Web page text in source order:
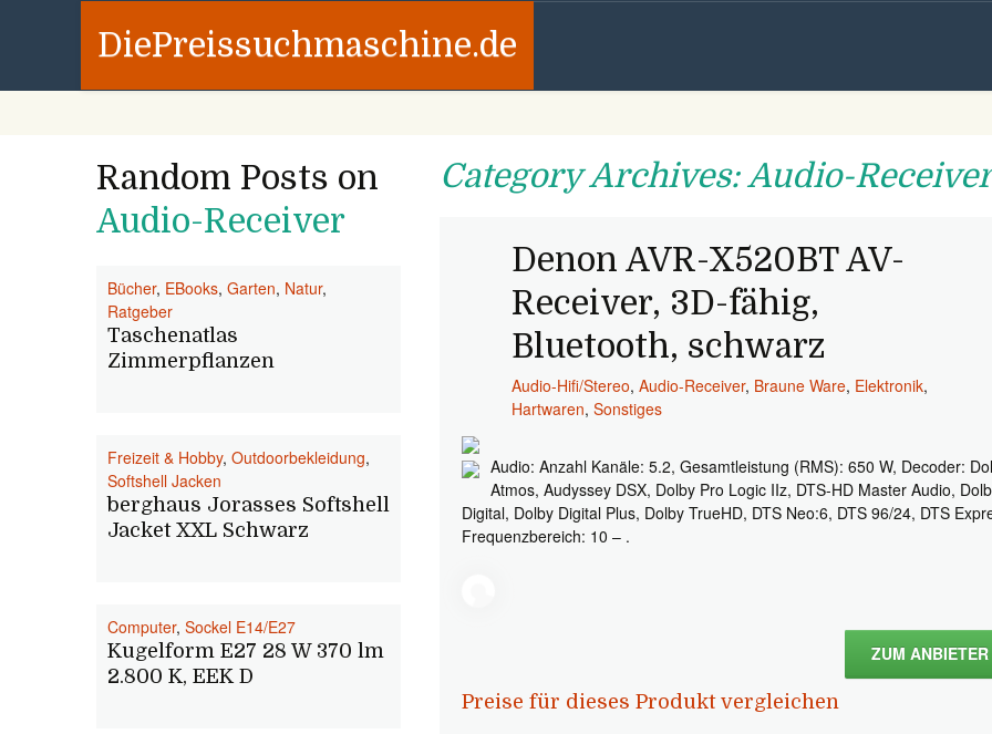
DiePreissuchmaschine.de
Category Archives: Audio-
Denon AVR-X520BT AV-
Receiver, 3D-fähig,
Bluetooth, schwarz
Audio-Hifi/Stereo,Audio-Receiver, Braune Ware, Elektronik,
Hartwaren,Sonstiges
Audio: Anzahl Kanäle: 5.2, Gesamtleistung (RMS): 650 W, Decoder:
Atmos, Audyssey DSX, Dolby Pro Logic IIz, DTS-HD Master Audio,
Digital, Dolby Digital Plus, Dolby TrueHD, DTS Neo:6, DTS 96/24, DTS
Frequenzbereich: 10 – .
ZUM ANBIETER
Preise für dieses Produkt vergleichen
Random Posts on
Audio-Receiver
Bücher, EBooks, Garten, Natur,
Ratgeber
Taschenatlas
Zimmerpflanzen
Freizeit & Hobby, Outdoorbekleidung,
Softshell Jacken
berghaus Jorasses Softshell
Jacket XXL Schwarz
Computer, Sockel E14/E27
Kugelform E27 28 W 370 lm
2.800 K, EEK D